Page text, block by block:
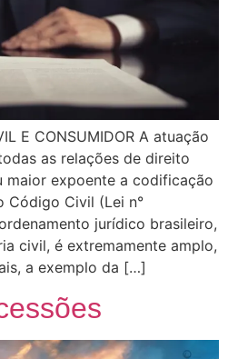
E CONSUMIDOR A atuação
as relações de direito
maior expoente a codificação
Código Civil (Lei n°
jurídico brasileiro,
civil, é extremamente amplo,
a exemplo da […]